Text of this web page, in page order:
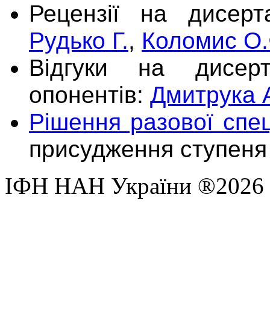
Рецензії на
Рудько Г., Коломис
Відгуки на
опонентів: Дмитрука
Рішення разової
присудження
ІФН НАН України ®2026